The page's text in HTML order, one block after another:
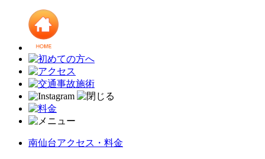
南仙台アクセス・料金